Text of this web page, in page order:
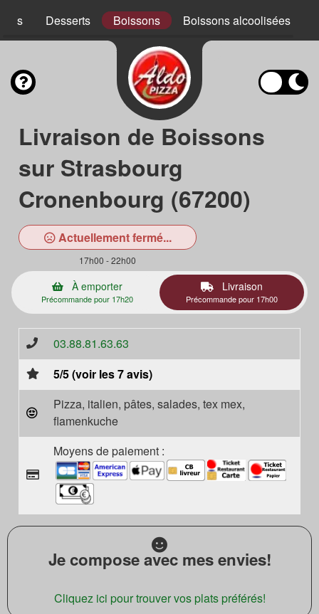
Desserts Boissons Boissons alcoolisées
Livraison de Boissons
sur Strasbourg
Cronenbourg (67200)
Actuellement fermé...
17h00 - 22h00
À emporter
Précommande pour 17h20
Livraison
Précommande pour 17h00
03.88.81.63.63
5/5 (voir les 7 avis)
Pizza, italien, pâtes, salades, tex mex,
flamenkuche
Moyens de paiement :
Je compose avec mes envies!
Cliquez ici pour trouver vos plats préférés!